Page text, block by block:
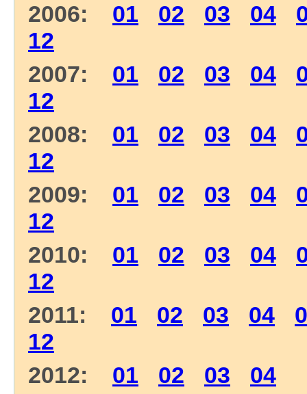
2006: 01 02 03 04
12
2007: 01 02 03 04
12
2008: 01 02 03 04
12
2009: 01 02 03 04
12
2010: 01 02 03 04
12
2011: 01 02 03 04
12
2012: 01 02 03 04